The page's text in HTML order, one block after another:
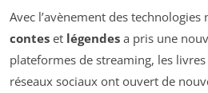
Avec l’avènement des
contes et légendes a pris une
plateformes de streaming, les
réseaux sociaux ont ouvert de